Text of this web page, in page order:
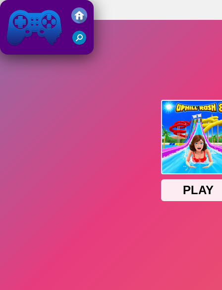
Juegos Friv 2019
Uphill Rush 8